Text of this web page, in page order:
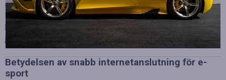
OHLA Sverige stärker sin ledningsgrupp genom att anställa
Malin Bergman som HR-chef och María Vazquez som
biträdande ekonomichef. Båda började sina nya tjänster den 1
juni 2026 och kommer att…
Betydelsen av snabb internetanslutning för e-
sport